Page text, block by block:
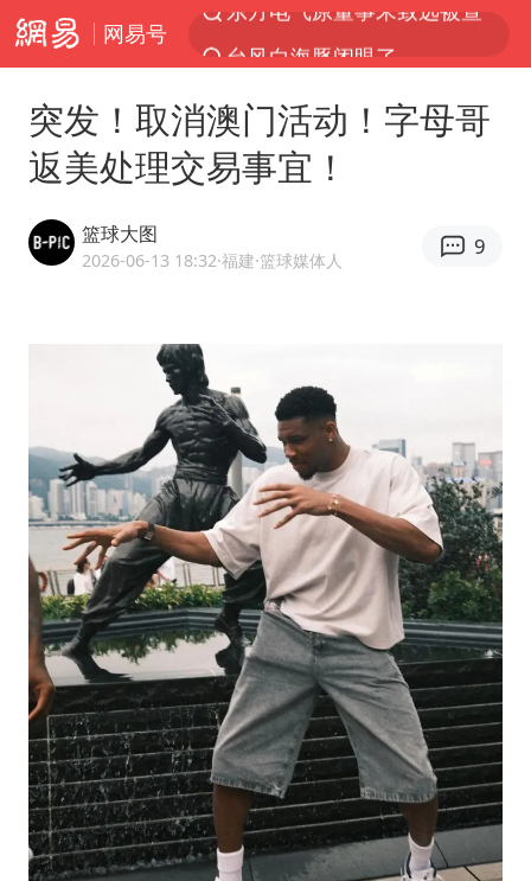
网易号
香港宏福苑火灾或由烟头引起
浙江台州《告全体市民书》
四川宜宾3.4级地震
多所高校取消艺考
店主称换“青海拉面”招牌后生意更好
伊斯兰版北约来了吗
上半年国内居民出游人次34.63亿
22岁女生独闯南太行失联12天
薛之谦杭州站演唱会取消
张本智和：零封向鹏不意外
今年第二强台风将带来多大影响
“准2万亿”之城点名支持三所大学
习近平心系体育强国建设
突发！取消澳门活动！字母哥
返美处理交易事宜！
篮球大图
2026-06-13 18:32·福建·篮球媒体人
9